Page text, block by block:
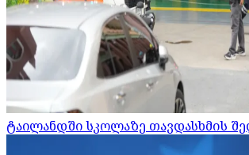
ტაილანდში სკოლაზე თავდასხმის